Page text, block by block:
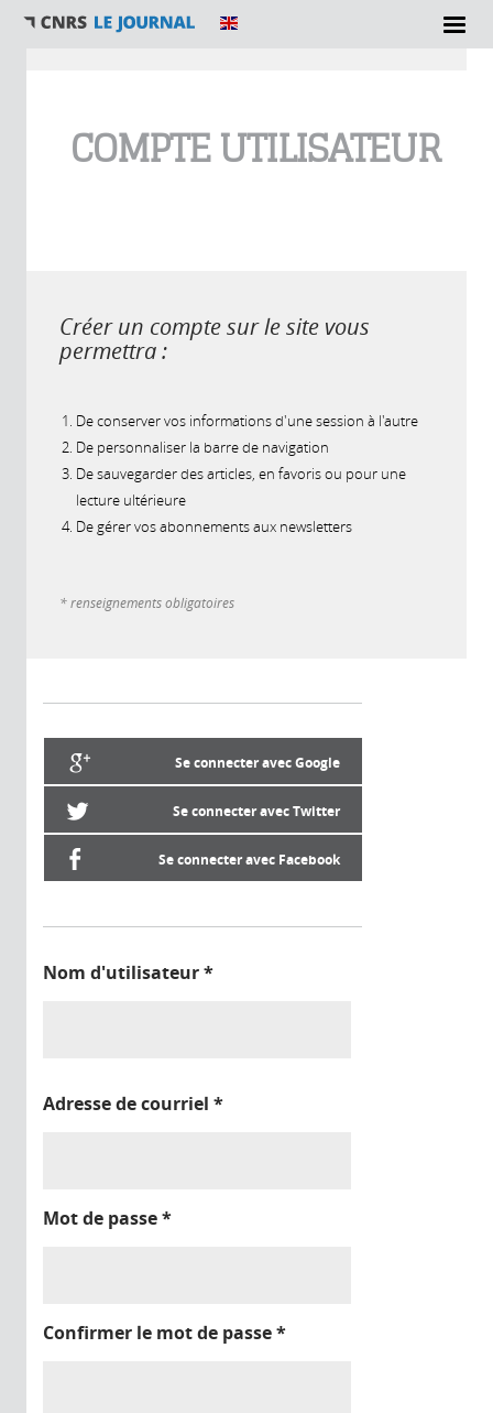
COMPTE UTILISATEUR
Créer un compte sur le site vous
permettra :
De conserver vos informations d'une session à l'autre
De personnaliser la barre de navigation
De sauvegarder des articles, en favoris ou pour une
lecture ultérieure
De gérer vos abonnements aux newsletters
* renseignements obligatoires
Se connecter avec Google
Se connecter avec Twitter
Se connecter avec Facebook
Nom d'utilisateur*
Adresse de courriel *
Mot de passe*
Confirmer le mot de passe*